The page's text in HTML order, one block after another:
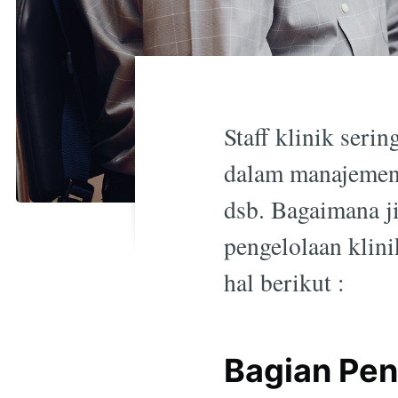
Staff klinik
dalam
dsb. Bagaimana
pengelolaan
hal berikut :
Bagian